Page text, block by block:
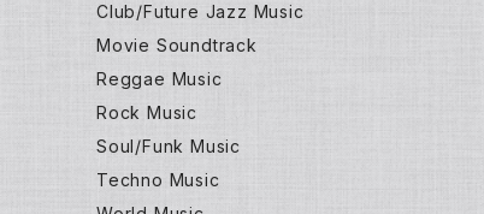
Club/Future Jazz Music
Movie Soundtrack
Reggae Music
Rock Music
Soul/Funk Music
Techno Music